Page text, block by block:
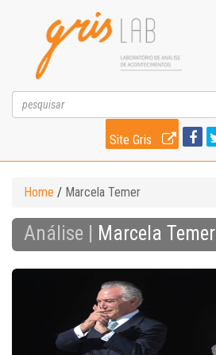
Site Gris
Home / Marcela Temer
Análise | Marcela Temer